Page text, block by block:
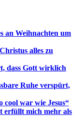
an Weihnachten um
alles zu
dass Gott wirklich
Ruhe verspürt,
cool war wie Jesus“
erfüllt mich mehr als